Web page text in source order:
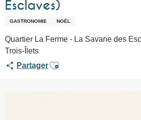
Esclaves)
GASTRONOMIE NOËL
Quartier La Ferme - La Savane des
Trois-Îlets
PartagerAjouter aux favoris